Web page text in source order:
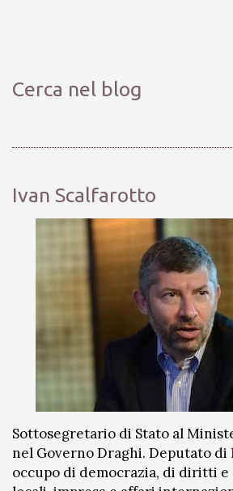
Cerca nel blog
Ivan Scalfarotto
Sottosegretario di Stato al
nel Governo Draghi. Deputato di
occupo di democrazia, di diritti